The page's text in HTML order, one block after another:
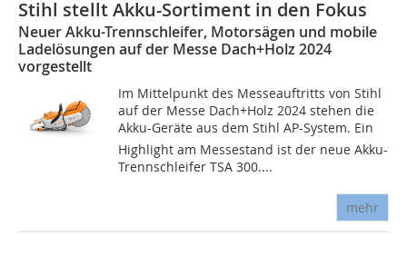
Stihl stellt Akku-Sortiment in den Fokus
Neuer Akku-Trennschleifer, Motorsägen und mobile
Ladelösungen auf der Messe Dach+Holz 2024
vorgestellt
Im Mittelpunkt des Messeauftritts von Stihl
auf der Messe Dach+Holz 2024 stehen die
Akku-Geräte aus dem Stihl AP-System. Ein
Highlight am Messestand ist der neue Akku-
Trennschleifer TSA 300....
mehr